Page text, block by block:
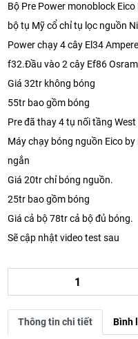
Bộ Pre Power monoblock
bộ tụ Mỹ cổ chỉ tụ lọc nguồn
Power chạy 4 cây El34
f32.Đầu vào 2 cây Ef86
Giá 32tr không bóng
55tr bao gồm bóng
Pre đã thay 4 tụ nối tầng West
Máychạy bóng nguồn Eico
ngắn
Giá 20tr chỉ bóng nguồn.
25tr bao gồm bóng
Giá cả bộ 78tr cả bộ đủ bóng.
Sẽ cập nhật video test sau
Thông tin chi tiết Bình